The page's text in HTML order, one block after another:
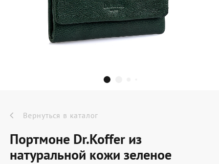
Подарки и сувениры
Подарочные карты
Dr.Koffer Outlet
Новинки
Акции
Вернуться в каталог
Портмоне Dr.Koffer из
натуральной кожи зеленое